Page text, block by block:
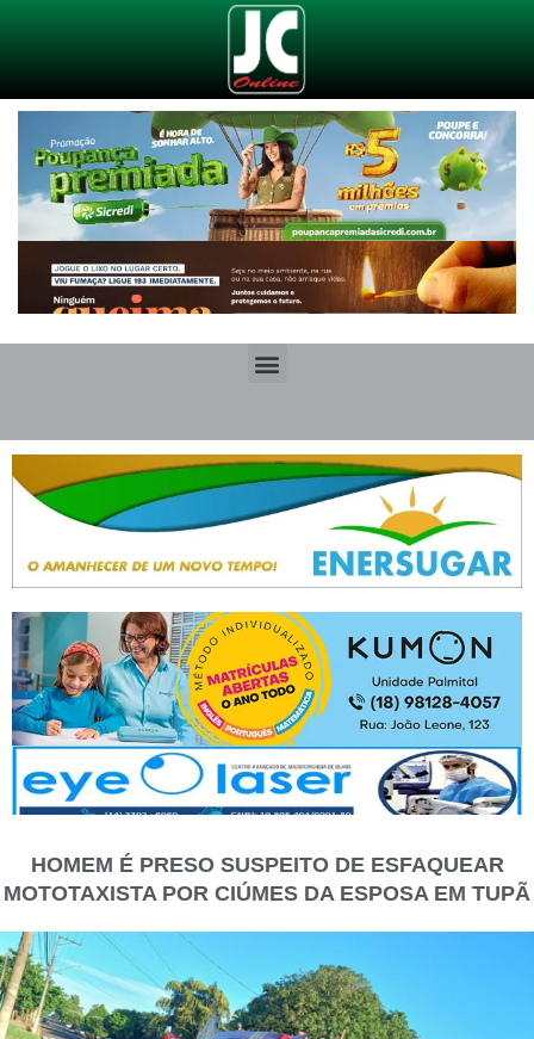
HOMEM É PRESO SUSPEITO DE ESFAQUEAR
MOTOTAXISTA POR CIÚMES DA ESPOSA EM TUPÃ